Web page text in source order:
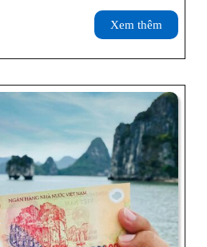
Quan
Vịnh
Long
Bằng
Trực
Thăng
Xem thêm
thêm